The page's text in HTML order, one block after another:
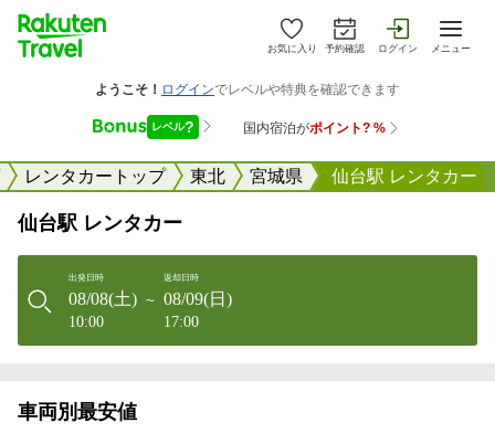
お気に入り 予約確認 ログイン メニュー
レンタカートップ 東北 宮城県 仙台駅 レンタカー
仙台駅 レンタカー
出発日時
08/08(土)
10:00
〜
返却日時
08/09(日)
17:00
車両別最安値